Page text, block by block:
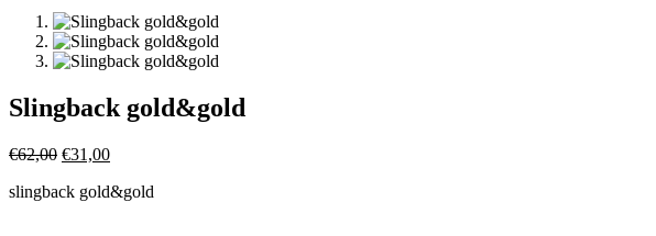
Slingback gold&gold
€62,00 Il
originale
€31,00Il
attuale
slingback gold&gold